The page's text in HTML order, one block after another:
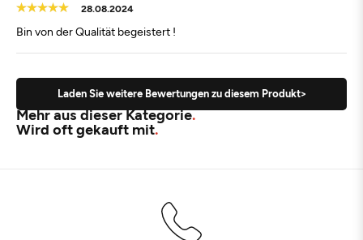
28.08.2024
Bin von der Qualität begeistert !
Laden Sie weitere Bewertungen zu diesem Produkt>
Mehr aus dieser Kategorie
Wird oft gekauft mit